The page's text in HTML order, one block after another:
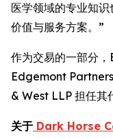
医学领域的专业知
价值与服务方案。”
作为交易的一部分
Edgemont
& West LLP 担任其
关于 Dark Horse